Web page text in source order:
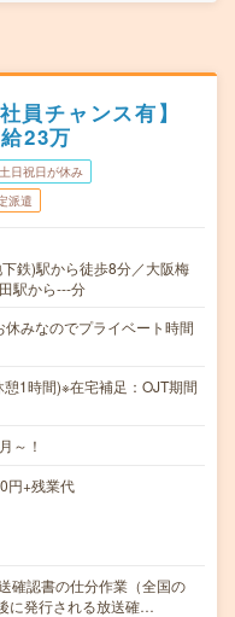
員チャンス有】
23万
土日祝日が休み
派遣
鉄)駅から徒歩8分／大阪梅
駅から---分
みなのでプライベート時間
1時間)※在宅補足：OJT期間
～！
円+残業代
確認書の仕分作業（全国の
に発行される放送確…